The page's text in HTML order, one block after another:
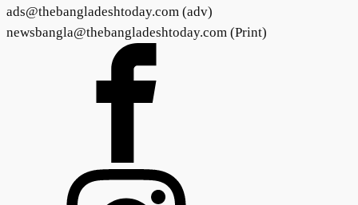
ads@thebangladeshtoday.com (adv)
newsbangla@thebangladeshtoday.com (Print)